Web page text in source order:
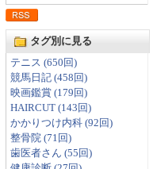
タグ別に見る
テニス (650回)
競馬日記 (458回)
映画鑑賞 (179回)
HAIRCUT (143回)
かかりつけ内科 (92回)
整骨院 (71回)
歯医者さん (55回)